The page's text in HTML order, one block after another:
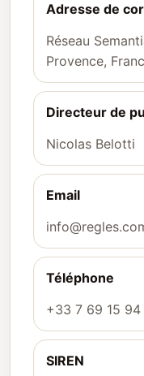
Adresse de
Réseau
Provence,
Directeur de
Nicolas Belotti
Email
Téléphone
+33 7 69 15 94
SIREN